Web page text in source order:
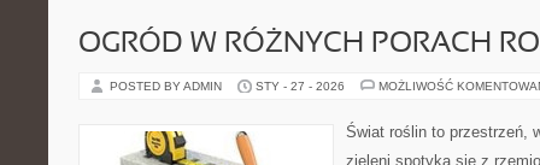
OGRÓD W RÓŻNYCH PORACH
POSTED BY ADMIN STY - 27 - 2026 MOŻLIWOŚĆ
Świat roślin to przestrzeń,
zieleni spotyka się z